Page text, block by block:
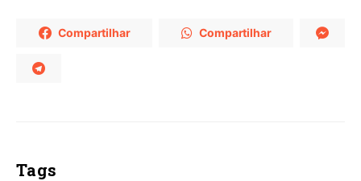
Compartilhar Compartilhar
Tags